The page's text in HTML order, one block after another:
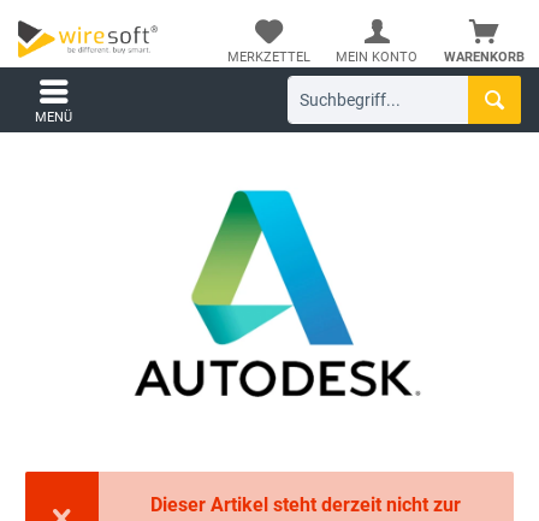
WARENKORB
MERKZETTEL MEIN KONTO
MENÜ
Dieser Artikel steht derzeit nicht zur